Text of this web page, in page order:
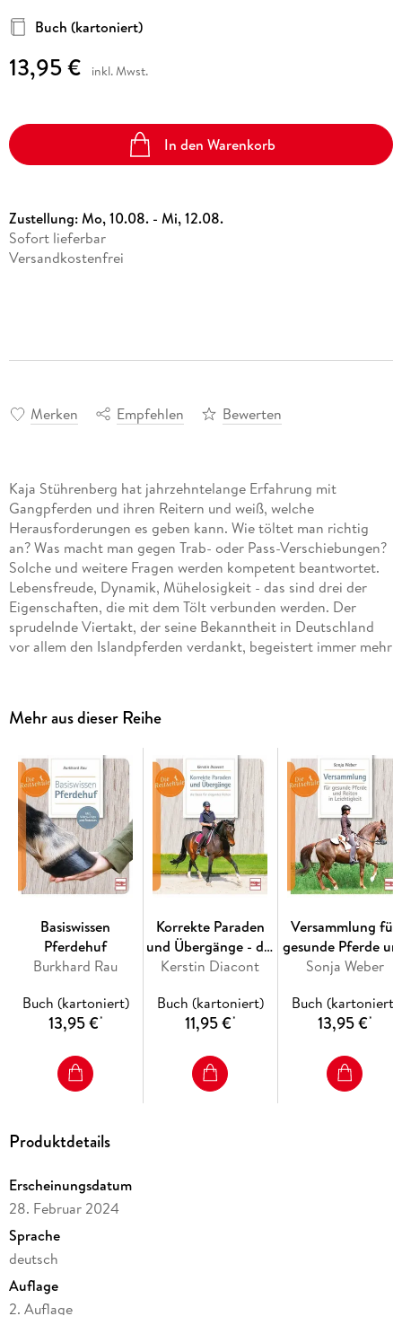
Buch (kartoniert)
13,95 € inkl. Mwst.
In den Warenkorb
Zustellung:Mo, 10.08. - Mi, 12.08.
Sofort lieferbar
Versandkostenfrei
Merken Empfehlen Bewerten
Kaja Stührenberg hat jahrzehntelange Erfahrung mit
Gangpferden und ihren Reitern und weiß, welche
Herausforderungen es geben kann. Wie töltet man richtig
an? Was macht man gegen Trab- oder Pass-Verschiebungen?
Solche und weitere Fragen werden kompetent beantwortet.
Lebensfreude, Dynamik, Mühelosigkeit - das sind drei der
Eigenschaften, die mit dem Tölt verbunden werden. Der
sprudelnde Viertakt, der seine Bekanntheit in Deutschland
vor allem den Islandpferden verdankt, begeistert immer mehr
an? Was macht man gegen Trab- oder Pass-Verschiebungen?
Wie ist die richtige Haltung des Pferdes? Wann ist der
richtige Zeitpunkt zum Eintölten? Solche und weitere Fragen
werden kompetent beantwortet.
Mehr aus dieser Reihe
Basiswissen
Pferdehuf
Burkhard Rau
Buch (kartoniert)
13,95 €*
Korrekte Paraden
und Übergänge - die
Basis für elegantes
Kerstin Diacont
Buch (kartoniert)
11,95 €*
Versammlung für
gesunde Pferde
Reiten in
Sonja Weber
Buch (kartoniert)
13,95 €*
Produktdetails
Erscheinungsdatum
28. Februar 2024
Sprache
deutsch
Auflage
2. Auflage